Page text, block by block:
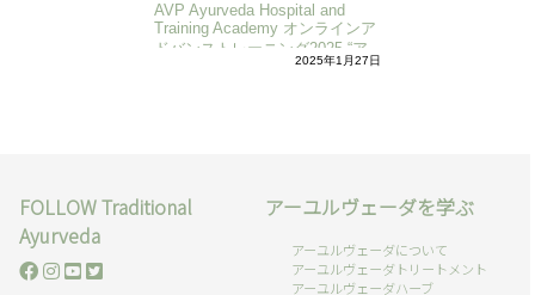
AVP Ayurveda Hospital and
Training Academy オンラインア
ドバンストレーニング2025 “ア
レルギーと花粉症”編
2025年1月27日
FOLLOW Traditional
Ayurveda
アーユルヴェーダを学ぶ
アーユルヴェーダについて
アーユルヴェーダトリートメント
アーユルヴェーダハーブ